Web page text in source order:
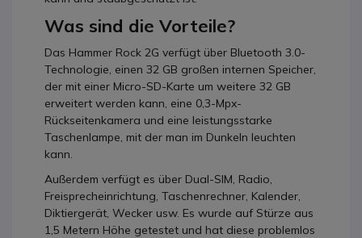
Was sind die Vorteile?
Das Hammer Rock 2G verfügt über Bluetooth 3.0-
Technologie, einen 32 GB großen internen Speicher,
der mit einer Micro-SD-Karte um weitere 32 GB
erweitert werden kann, eine 0,3-Mpx-
Rückseitenkamera und eine leistungsstarke
Taschenlampe, mit der man im Dunkeln leuchten
kann.
Außerdem verfügt es über Dual-SIM, Radio,
Freisprecheinrichtung, Taschenrechner, Kalender,
Diktiergerät, Wecker usw. Es wurde auf Stürze aus
1,5 Metern Höhe getestet und hat diese problemlos